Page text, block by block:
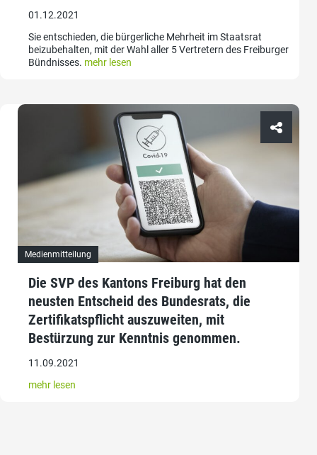
01.12.2021
Sie entschieden, die bürgerliche Mehrheit im Staatsrat
beizubehalten, mit der Wahl aller 5 Vertretern des Freiburger
Bündnisses. mehr lesen
Medienmitteilung
Die SVP des Kantons Freiburg hat den
neusten Entscheid des Bundesrats, die
Zertifikatspflicht auszuweiten, mit
Bestürzung zur Kenntnis genommen.
11.09.2021
mehr lesen